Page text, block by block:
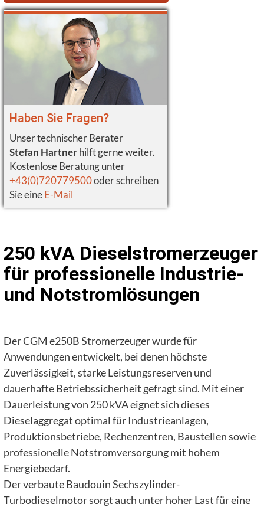
Haben Sie Fragen?
Unser technischer Berater
Stefan Hartnerhilft gerne weiter.
Kostenlose Beratung unter
+43(0)720779500oder schreiben
Sie eineE-Mail
250 kVA Dieselstromerzeuger
für professionelle Industrie-
und Notstromlösungen
Der CGM e250B Stromerzeuger wurde für
Anwendungen entwickelt, bei denen höchste
Zuverlässigkeit, starke Leistungsreserven und
dauerhafte Betriebssicherheit gefragt sind. Mit einer
Dauerleistung von 250 kVA eignet sich dieses
Dieselaggregat optimal für Industrieanlagen,
Produktionsbetriebe, Rechenzentren, Baustellen sowie
professionelle Notstromversorgung mit hohem
Energiebedarf.
Der verbaute Baudouin Sechszylinder-
Turbodieselmotor sorgt auch unter hoher Last für eine